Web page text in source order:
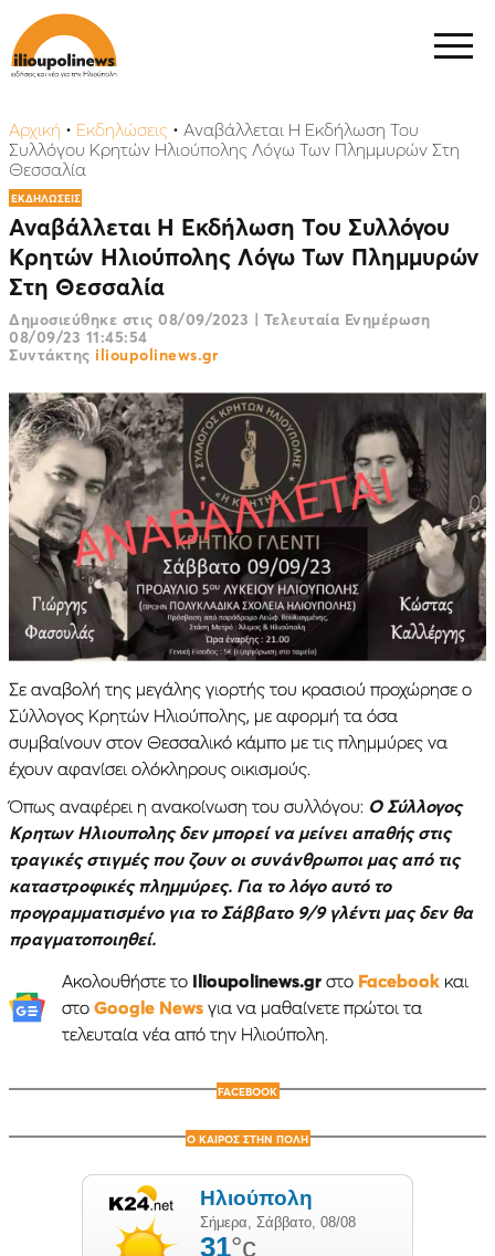
Αρχική • Εκδηλώσεις • Αναβάλλεται Η Εκδήλωση Του
Συλλόγου Κρητών Ηλιούπολης Λόγω Των Πλημμυρών Στη
Θεσσαλία
ΕΚΔΗΛΩΣΕΙΣ
Αναβάλλεται Η Εκδήλωση Του Συλλόγου
Κρητών Ηλιούπολης Λόγω Των Πλημμυρών
Στη Θεσσαλία
Δημοσιεύθηκε στις 08/09/2023 | Τελευταία Ενημέρωση
08/09/23 11:45:54
Συντάκτης ilioupolinews.gr
Σε αναβολή της μεγάλης γιορτής του κρασιού προχώρησε ο
Σύλλογος Κρητών Ηλιούπολης, με αφορμή τα όσα
συμβαίνουν στον Θεσσαλικό κάμπο με τις πλημμύρες να
έχουν αφανίσει ολόκληρους οικισμούς.
Όπως αναφέρει η ανακοίνωση του συλλόγου: Ο Σύλλογος
Κρητων Ηλιουπολης δεν μπορεί να μείνει απαθής στις
τραγικές στιγμές που ζουν οι συνάνθρωποι μας από τις
καταστροφικές πλημμύρες. Για το λόγο αυτό το
προγραμματισμένο για το Σάββατο 9/9 γλέντι μας δεν θα
πραγματοποιηθεί.
Ακολουθήστε το Ilioupolinews.grστο Facebookκαι
στο Google Newsγια να μαθαίνετε πρώτοι τα
τελευταία νέα από την Ηλιούπολη.
FACEBOOK
Ο ΚΑΙΡΟΣ ΣΤΗΝ ΠΟΛΗ